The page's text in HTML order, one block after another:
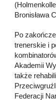
Bronisława
Po
trenerskie i
Akademii
także
Federacji